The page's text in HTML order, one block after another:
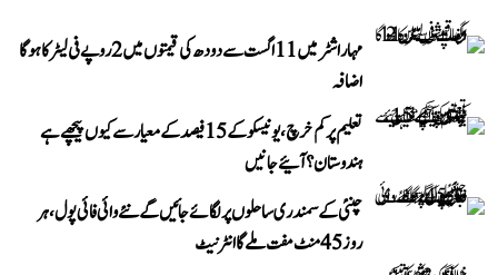
مہاراشٹر میں 11 اگست سے دودھ کی قیمتوں میں 2 روپے فی لیٹر کا ہوگا
اضافہ
تعلیم پر کم خرچ، یونیسکو کے 15 فیصد کے معیار سے کیوں پیچھے ہے
ہندوستان؟ آئیے جانیں
چنئی کے سمندری ساحلوں پر لگائے جائیں گے نئے وائی فائی پول، ہر
روز 45 منٹ مفت ملے گا انٹرنیٹ